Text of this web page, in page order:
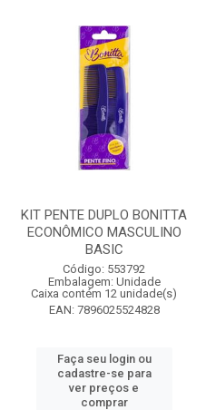
KIT PENTE DUPLO BONITTA
ECONÔMICO MASCULINO
BASIC
Código: 553792
Embalagem: Unidade
Caixa contém 12 unidade(s)
EAN: 7896025524828
Faça seu login ou
cadastre-se para
ver preços e
comprar